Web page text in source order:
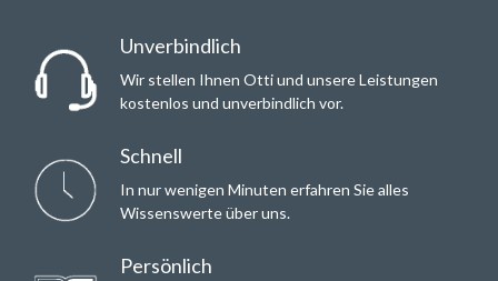
Unverbindlich
Wir stellen Ihnen Otti und unsere Leistungen
kostenlos und unverbindlich vor.
Schnell
In nur wenigen Minuten erfahren Sie alles
Wissenswerte über uns.
Persönlich